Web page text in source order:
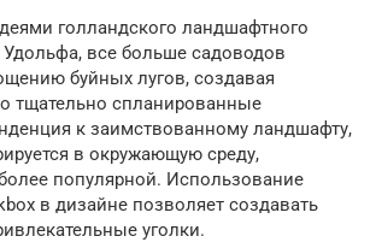
голландского ландшафтного
все больше садоводов
буйных лугов, создавая
тщательно спланированные
к заимствованному ландшафту,
в окружающую среду,
популярной. Использование
в дизайне позволяет создавать
уголки.